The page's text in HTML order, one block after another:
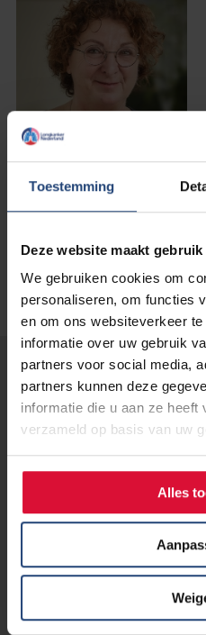
Toestemming
Deze website maakt
We gebruiken cookies om
personaliseren, om functies
en om ons websiteverkeer
informatie over uw gebruik
partners voor social media,
partners kunnen deze
informatie die u aan ze
verzameld op basis van uw
Alles
Lees verder...